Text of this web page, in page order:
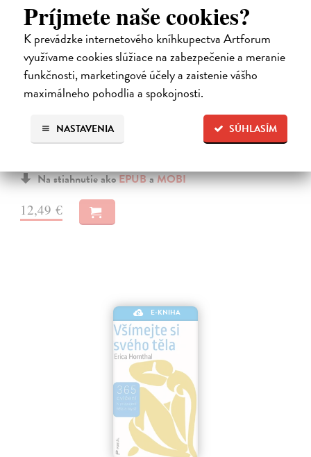
Príjmete naše cookies?
K prevádzke internetového kníhkupectva Artforum
využívame cookies slúžiace na zabezpečenie a meranie
funkčnosti, marketingové účely a zaistenie vášho
maximálneho pohodlia a spokojnosti.
SÚHLASÍM
NASTAVENIA
Žádná zeď neexistuje
| Elektronická kniha
Šokující paměti ultramaratonkyně o boji se závislostí a hledání cesty
ven Paměti britské ultramaratonkyně Allie Bailey jsou brutálně
upřímnou a často šokující zprávou o alkoholismu, depresi a těžkých
Na stiahnutie akoEPUBaMOBI
12,49 €
E-KNIHA